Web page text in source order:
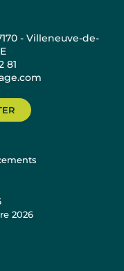
- Villeneuve-de-
81
2026